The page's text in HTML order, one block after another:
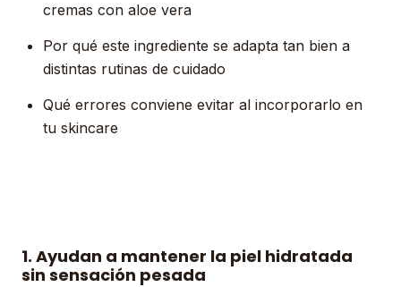
cremas con aloe vera
Por qué este ingrediente se adapta tan bien a
distintas rutinas de cuidado
Qué errores conviene evitar al incorporarlo en
tu skincare
1. Ayudan a mantener la piel hidratada
sin sensación pesada